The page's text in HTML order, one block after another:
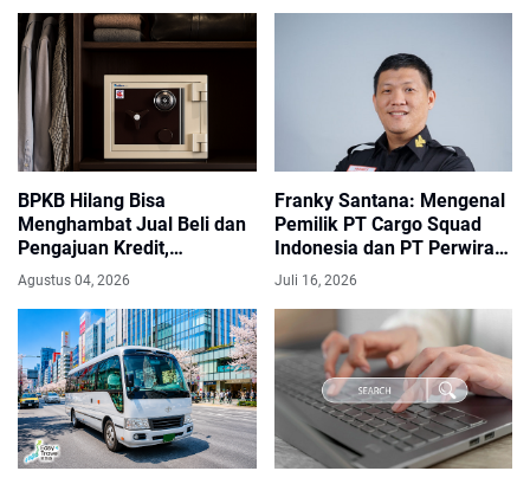
BPKB Hilang Bisa
Menghambat Jual Beli dan
Pengajuan Kredit,
Sudahkah Anda
BPKB?
Agustus 04, 2026
Franky Santana: Mengenal
Pemilik PT Cargo Squad
Indonesia dan PT Perwira
Baladhika Utama
Juli 16, 2026